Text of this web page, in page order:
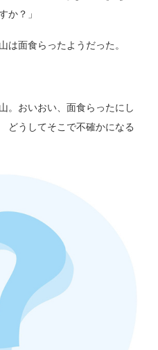
か？」
面食らったようだった。
。おいおい、面食らったにし
うしてそこで不確かになる